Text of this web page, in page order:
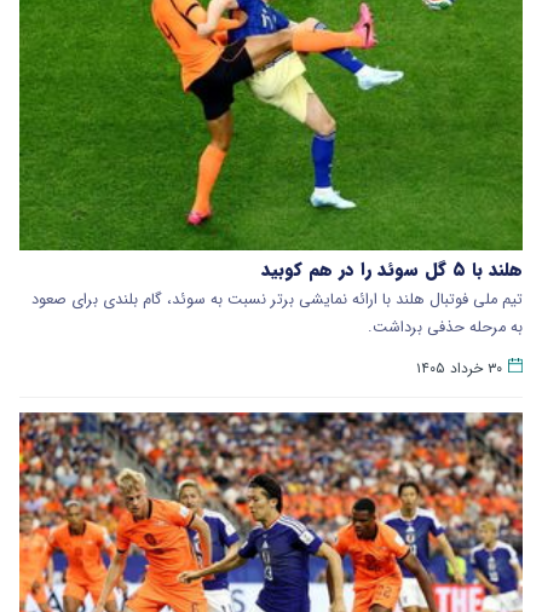
هلند با ۵ گل سوئد را در هم کوبید
تیم ملی فوتبال هلند با ارائه نمایشی برتر نسبت به سوئد، گام بلندی برای صعود
به مرحله حذفی برداشت.
۳۰ خرداد ۱۴۰۵